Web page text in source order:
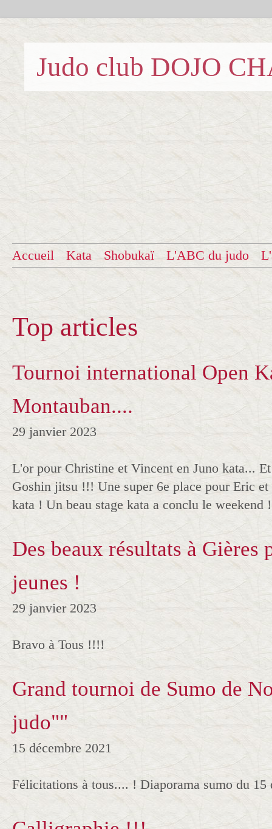
Judo club DOJO
Accueil Kata Shobukaï L'ABC du judo
Top articles
Tournoi international Open
Montauban....
29 janvier 2023
L'or pour Christine et Vincent en Juno kata...
Goshin jitsu !!! Une super 6e place pour Eric
kata ! Un beau stage kata a conclu le weekend
Des beaux résultats à Gières
jeunes !
29 janvier 2023
Bravo à Tous !!!!
Grand tournoi de Sumo de
judo""
15 décembre 2021
Félicitations à tous.... ! Diaporama sumo du 15